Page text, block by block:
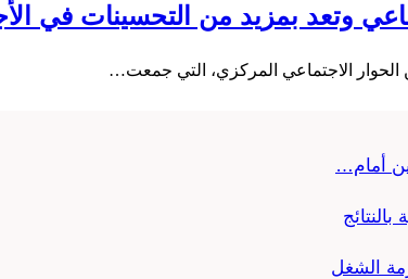
وتعد بمزيد من التحسينات في
أمام…
الشغل